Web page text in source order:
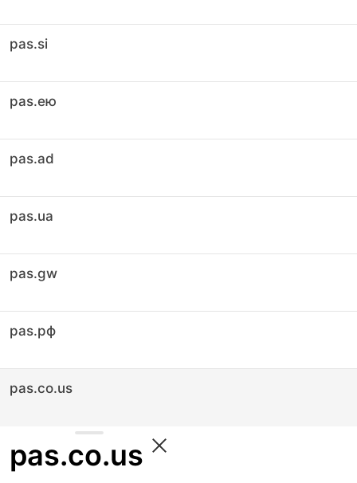
pas.si
pas.ею
pas.ad
pas.ua
pas.gw
pas.рф
pas.co.us
pas.co.us